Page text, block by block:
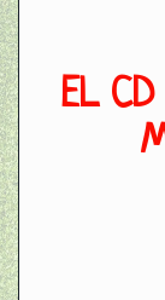
EL CD